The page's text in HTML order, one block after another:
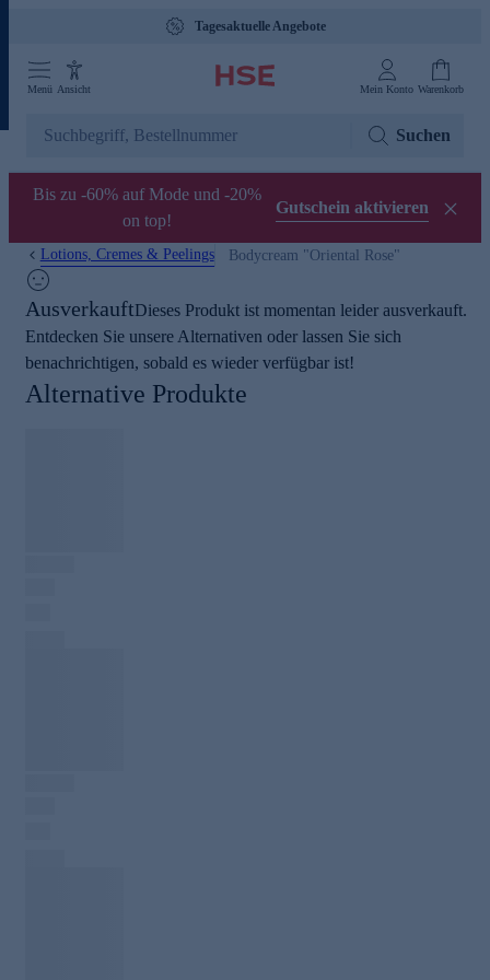
Tagesaktuelle Angebote
Menü Ansicht Mein Konto Warenkorb
Suchen
Bis zu -60% auf Mode und -20%
on top!
Gutschein aktivieren
Lotions, Cremes & Peelings Bodycream "Oriental Rose"
AusverkauftDieses Produkt ist momentan leider ausverkauft.
Entdecken Sie unsere Alternativen oder lassen Sie sich
benachrichtigen, sobald es wieder verfügbar ist!
Alternative Produkte